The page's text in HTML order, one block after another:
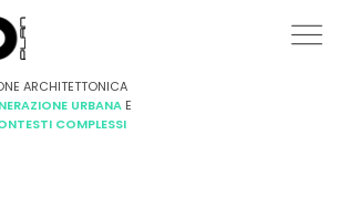
ARCHITETTONICA
URBANA E
COMPLESSI